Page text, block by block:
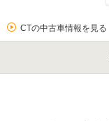
CTの中古車情報を見る